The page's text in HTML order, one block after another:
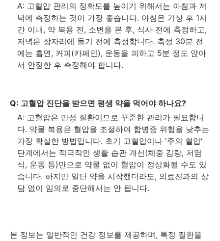
A: 고혈압 관리의 정확도를 높이기 위해서는 아침과 저
녁에 측정하는 것이 가장 좋습니다. 아침은 기상 후 1시
간 이내, 약 복용 전, 소변을 본 후, 식사 전에 측정하고,
저녁은 잠자리에 들기 전에 측정합니다. 측정 30분 전
에는 흡연, 커피(카페인), 운동을 피하고 5분 정도 앉아
서 안정한 후 측정해야 합니다.
Q: 고혈압 진단을 받으면 평생 약을 먹어야 하나요?
A: 고혈압은 만성 질환이므로 꾸준한 관리가 필요합니
다. 약물 복용은 혈압을 조절하여 합병증 위험을 낮추는
가장 확실한 방법입니다. 초기 고혈압이나 '주의 혈압'
단계에서는 적극적인 생활 습관 개선(체중 감량, 저염
식, 운동 등)만으로 약물 없이 혈압이 정상화될 수도 있
습니다. 하지만 일단 약을 시작했더라도, 의료진과의 상
담 없이 임의로 중단해서는 안 됩니다.
본 정보는 일반적인 건강 정보를 제공하며, 특정 질환을